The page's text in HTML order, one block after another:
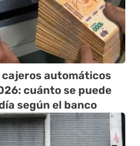
cajeros automáticos
cuánto se puede
según el banco